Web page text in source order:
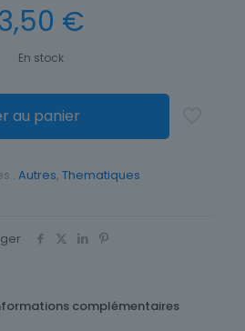
€
En stock
au panier
: Autres, Thematiques
complémentaires